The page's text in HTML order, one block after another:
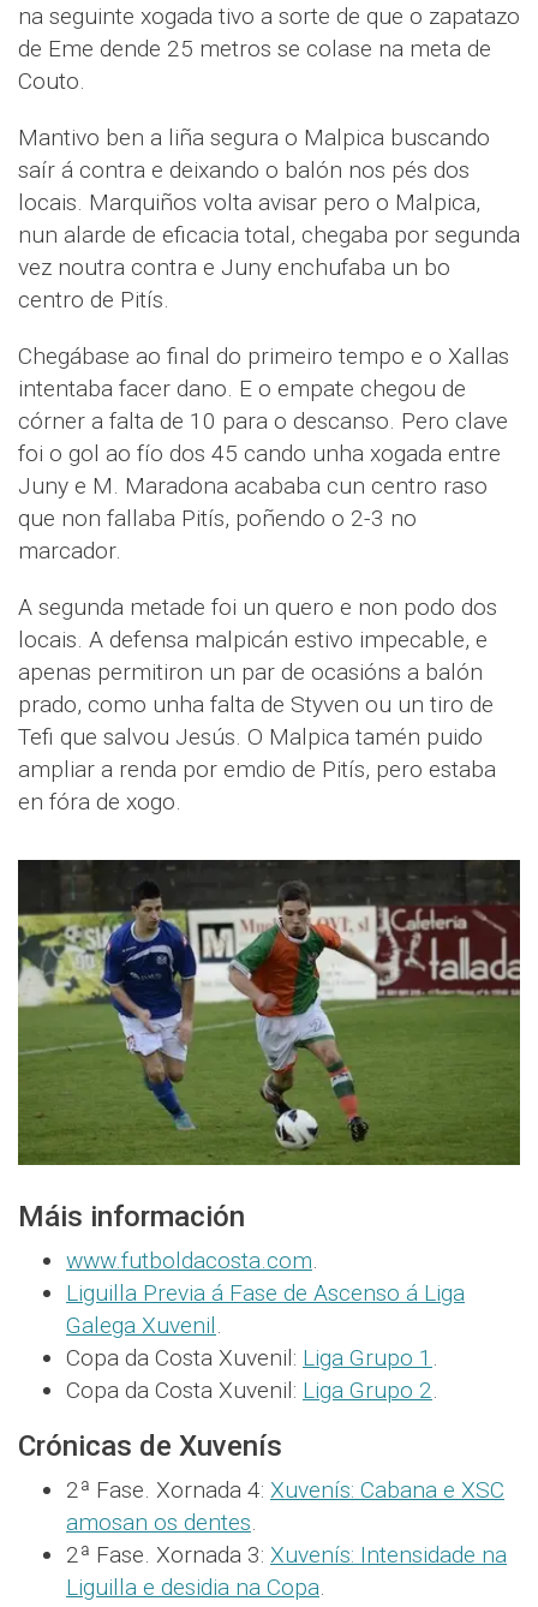
na seguinte xogada tivo a sorte de que o zapatazo
de Eme dende 25 metros se colase na meta de
Couto.
Mantivo ben a liña segura o Malpica buscando
saír á contra e deixando o balón nos pés dos
locais. Marquiños volta avisar pero o Malpica,
nun alarde de eficacia total, chegaba por segunda
vez noutra contra e Juny enchufaba un bo
centro de Pitís.
Chegábase ao final do primeiro tempo e o Xallas
intentaba facer dano. E o empate chegou de
córner a falta de 10 para o descanso. Pero clave
foi o gol ao fío dos 45 cando unha xogada entre
Juny e M. Maradona acababa cun centro raso
que non fallaba Pitís, poñendo o 2-3 no
marcador.
A segunda metade foi un quero e non podo dos
locais. A defensa malpicán estivo impecable, e
apenas permitiron un par de ocasións a balón
prado, como unha falta de Styven ou un tiro de
Tefi que salvou Jesús. O Malpica tamén puido
ampliar a renda por emdio de Pitís, pero estaba
en fóra de xogo.
Máis información
www.futboldacosta.com.
Liguilla Previa á Fase de Ascenso á Liga
Galega Xuvenil.
Copa da Costa Xuvenil: Liga Grupo 1 .
Copa da Costa Xuvenil: Liga Grupo 2.
Crónicas de Xuvenís
2ª Fase. Xornada 4: Xuvenís: Cabana e XSC
amosan os dentes.
2ª Fase. Xornada 3: Xuvenís: Intensidade na
Liguilla e desidia na Copa.